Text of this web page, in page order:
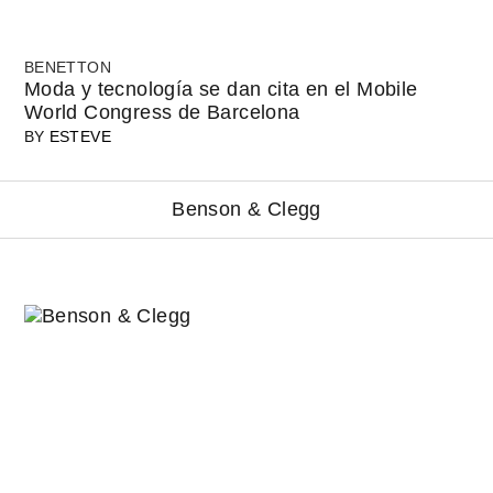
BENETTON
Moda y tecnología se dan cita en el Mobile
World Congress de Barcelona
BY ESTEVE
Benson & Clegg